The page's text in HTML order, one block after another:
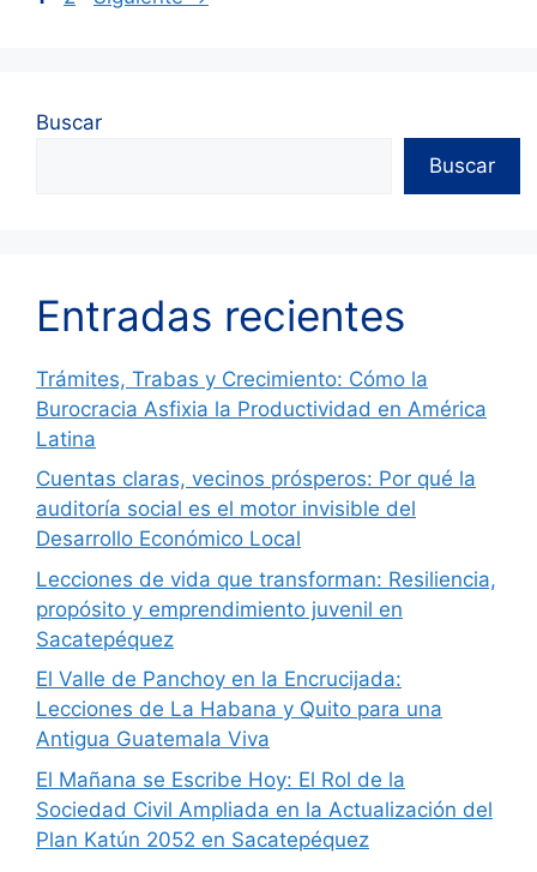
Buscar
Buscar
Entradas recientes
Trámites, Trabas y Crecimiento: Cómo la
Burocracia Asfixia la Productividad en América
Latina
Cuentas claras, vecinos prósperos: Por qué la
auditoría social es el motor invisible del
Desarrollo Económico Local
Lecciones de vida que transforman: Resiliencia,
propósito y emprendimiento juvenil en
Sacatepéquez
El Valle de Panchoy en la Encrucijada:
Lecciones de La Habana y Quito para una
Antigua Guatemala Viva
El Mañana se Escribe Hoy: El Rol de la
Sociedad Civil Ampliada en la Actualización del
Plan Katún 2052 en Sacatepéquez